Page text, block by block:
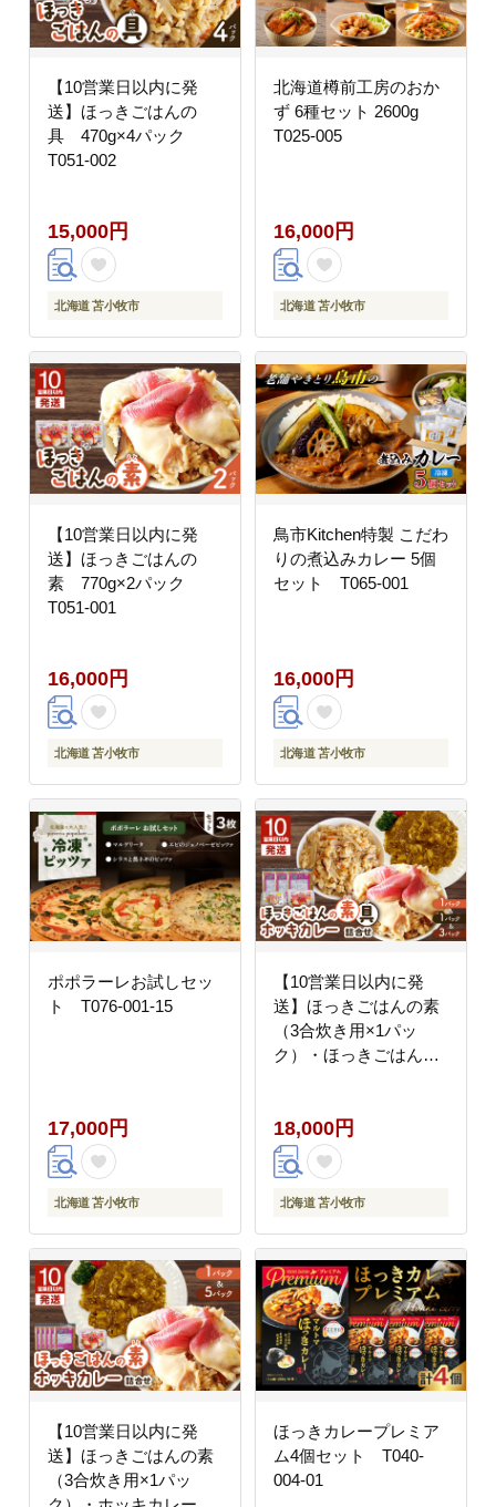
【10営業日以内に発
送】ほっきごはんの
具 470g×4パック
T051-002
15,000円
北海道 苫小牧市
北海道樽前工房のおか
ず 6種セット 2600g
T025-005
16,000円
北海道 苫小牧市
【10営業日以内に発
送】ほっきごはんの
素 770g×2パック
T051-001
16,000円
北海道 苫小牧市
鳥市Kitchen特製 こだわ
りの煮込みカレー 5個
セット T065-001
16,000円
北海道 苫小牧市
ポポラーレお試しセッ
ト T076-001-15
17,000円
北海道 苫小牧市
【10営業日以内に発
送】ほっきごはんの素
（3合炊き用×1パッ
ク）・ほっきごはんの
人前×3パック）詰合
せ T051-007
18,000円
北海道 苫小牧市
【10営業日以内に発
送】ほっきごはんの素
（3合炊き用×1パッ
ほっきカレープレミア
ム4個セット T040-
004-01